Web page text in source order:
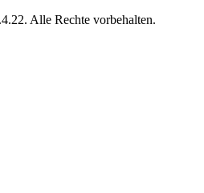
Alle Rechte vorbehalten.